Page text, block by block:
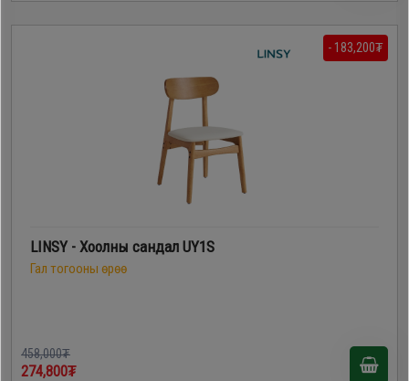
- 183,200₮
LINSY - Хоолны сандал UY1S
Гал тогооны өрөө
458,000₮
274,800₮